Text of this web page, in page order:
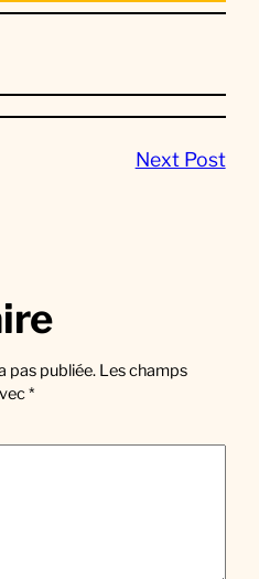
Next Post
pas publiée. Les champs
*